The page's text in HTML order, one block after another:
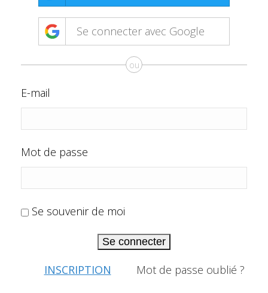
Se connecter avec Google
ou
E-mail
Mot de passe
Se souvenir de moi
Se connecter
INSCRIPTION Mot de passe oublié ?